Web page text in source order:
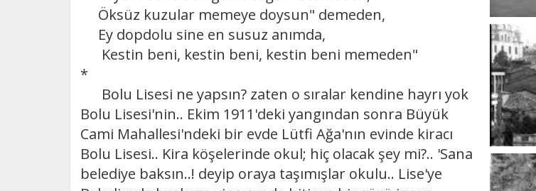
Öksüz kuzular memeye doysun" demeden,
Ey dopdolu sine en susuz anımda,
Kestin beni, kestin beni, kestin beni memeden"
*
Bolu Lisesi ne yapsın? zaten o sıralar kendine hayrı yok
Bolu Lisesi'nin.. Ekim 1911'deki yangından sonra Büyük
Cami Mahallesi'ndeki bir evde Lütfi Ağa'nın evinde kiracı
Bolu Lisesi.. Kira köşelerinde okul; hiç olacak şey mi?.. 'Sana
belediye baksın..! deyip oraya taşımışlar okulu.. Lise'ye